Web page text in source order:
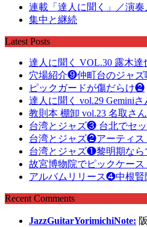
連載「達人に聞く」／演奏
集中と継続
Latest Posts
達人に聞く VOL.30 露木達
穴場紹介❾仲町台のジャズ
ピックガードが傷だらけ❷
達人に聞く vol.29 Geminiさ
教則本 棚卸 vol.23 名取さ
台湾とジャズ❸ 台北でセ
台湾とジャズ❷アーティス
台湾とジャズ❶黎明期なら
故宮博物院でピックケース
アルバムリリース❹中根賢
Recent Comments
JazzGuitarYorimichiNote: